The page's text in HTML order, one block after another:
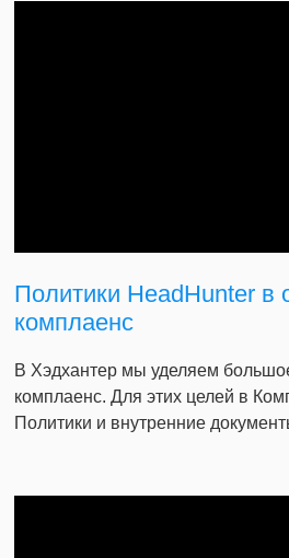
Политики HeadHunter в
комплаенс
В Хэдхантер мы уделяем
комплаенс. Для этих целей в
Политики и внутренние